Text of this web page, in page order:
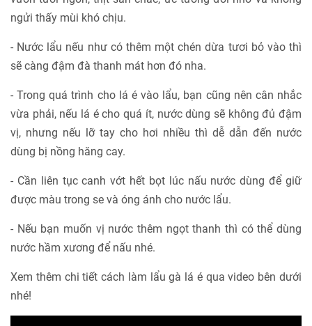
ngửi thấy mùi khó chịu.
- Nước lẩu nếu như có thêm một chén dừa tươi bỏ vào thì
sẽ càng đậm đà thanh mát hơn đó nha.
- Trong quá trình cho lá é vào lẩu, bạn cũng nên cân nhắc
vừa phải, nếu lá é cho quá ít, nước dùng sẽ không đủ đậm
vị, nhưng nếu lỡ tay cho hơi nhiều thì dễ dẫn đến nước
dùng bị nồng hăng cay.
- Cần liên tục canh vớt hết bọt lúc nấu nước dùng để giữ
được màu trong se và óng ánh cho nước lẩu.
- Nếu bạn muốn vị nước thêm ngọt thanh thì có thể dùng
nước hầm xương để nấu nhé.
Xem thêm chi tiết cách làm lẩu gà lá é qua video bên dưới
nhé!